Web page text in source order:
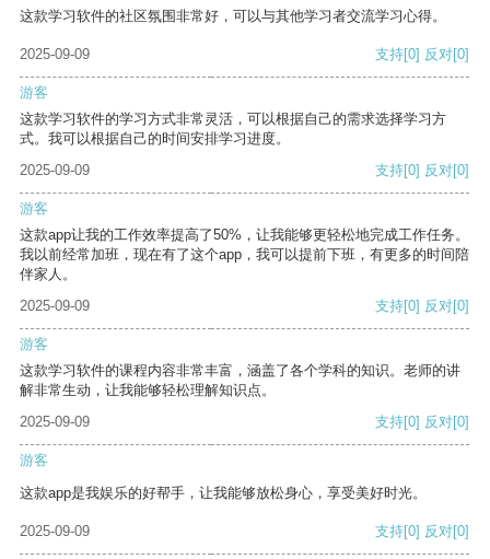
这款学习软件的社区氛围非常好，可以与其他学习者交流学习心得。
2025-09-09 支持[0] 反对[0]
游客
这款学习软件的学习方式非常灵活，可以根据自己的需求选择学习方
式。我可以根据自己的时间安排学习进度。
2025-09-09
支持[0] 反对[0]
游客
这款app让我的工作效率提高了50%，让我能够更轻松地完成工作任务。
我以前经常加班，现在有了这个app，我可以提前下班，有更多的时间陪
伴家人。
2025-09-09
支持[0] 反对[0]
游客
这款学习软件的课程内容非常丰富，涵盖了各个学科的知识。老师的讲
解非常生动，让我能够轻松理解知识点。
2025-09-09
支持[0] 反对[0]
游客
这款app是我娱乐的好帮手，让我能够放松身心，享受美好时光。
2025-09-09 支持[0] 反对[0]